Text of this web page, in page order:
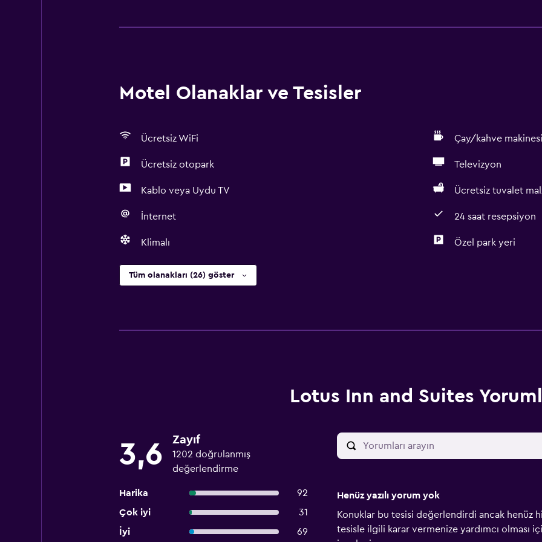
Motel Olanaklar ve Tesisler
Ücretsiz WiFi Çay/kahve makinesi
Ücretsiz otopark Televizyon
Kablo veya Uydu TV Ücretsiz tuvalet
İnternet 24 saat resepsiyon
Klimalı Özel park yeri
Tüm olanakları (26) göster
Lotus Inn and Suites
3,6 Zayıf
1202 doğrulanmış
değerlendirme
Harika
92
Çok iyi
31
İyi
69
Henüz yazılı yorum yok
Konuklar bu tesisi değerlendirdi ancak henüz
tesisle ilgili karar vermenize yardımcı olması